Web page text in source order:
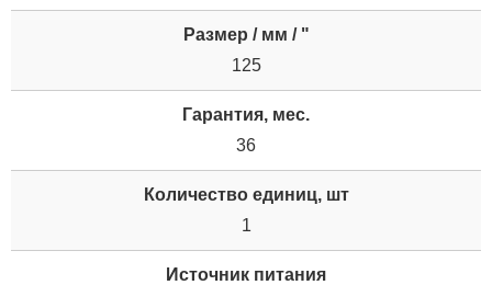
Размер / мм / "
125
Гарантия, мес.
36
Количество единиц, шт
1
Источник питания